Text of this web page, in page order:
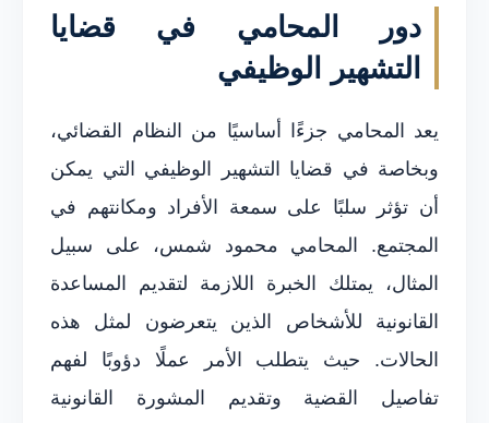
دور المحامي في قضايا
التشهير الوظيفي
يعد المحامي جزءًا أساسيًا من النظام القضائي،
وبخاصة في قضايا التشهير الوظيفي التي يمكن
أن تؤثر سلبًا على سمعة الأفراد ومكانتهم في
المجتمع. المحامي محمود شمس، على سبيل
المثال، يمتلك الخبرة اللازمة لتقديم المساعدة
القانونية للأشخاص الذين يتعرضون لمثل هذه
الحالات. حيث يتطلب الأمر عملًا دؤوبًا لفهم
تفاصيل القضية وتقديم المشورة القانونية